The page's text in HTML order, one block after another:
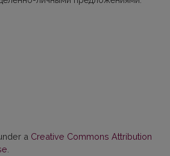
a Creative Commons Attribution